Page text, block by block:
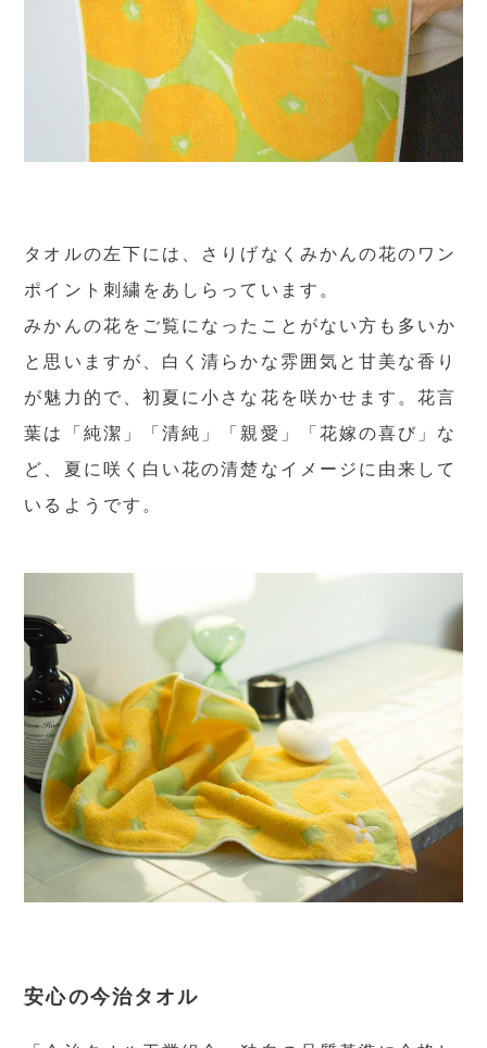
タオルの左下には、さりげなくみかんの花のワン
ポイント刺繍をあしらっています。
みかんの花をご覧になったことがない方も多いか
と思いますが、白く清らかな雰囲気と甘美な香り
が魅力的で、初夏に小さな花を咲かせます。花言
葉は「純潔」「清純」「親愛」「花嫁の喜び」な
ど、夏に咲く白い花の清楚なイメージに由来して
いるようです。
安心の今治タオル